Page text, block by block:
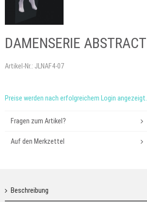
DAMENSERIE ABSTRACT
Artikel-Nr.: JLNAF4-07
Preise werden nach erfolgreichem Login angezeigt.
Fragen zum Artikel?
Auf den Merkzettel
Beschreibung